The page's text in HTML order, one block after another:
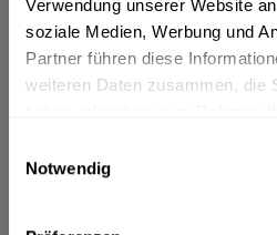
Verwendung unserer Website
soziale Medien, Werbung und
Partner führen diese
weiteren Daten zusammen, die
Notwendig
In den Warenkorb
Artikel-Nr.:
30468
Verfügbar in: